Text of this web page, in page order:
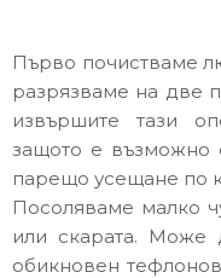
Първо почистваме
разрязваме на две
извършите тази
защото е възможно
парещо усещане по
Посоляваме малко
или скарата. Може
обикновен